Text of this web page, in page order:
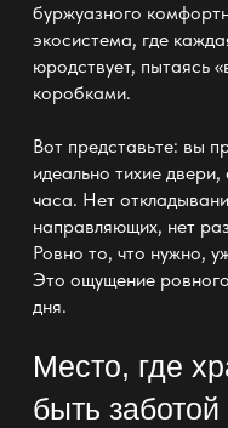
буржуазного
экосистема, где
юродствует, пытаясь
коробками.
Вот представьте: вы
идеально тихие двери,
часа. Нет
направляющих, нет
Ровно то, что нужно,
Это ощущение
дня.
Место, где
быть заботой